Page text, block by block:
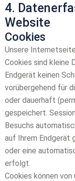
4.
Website
Cookies
Unsere
Cookies sind kleine
Endgerät keinen
vorübergehend für
oder dauerhaft
gespeichert.
Besuchs
auf Ihrem Endgerät
oder eine
erfolgt.
Cookies können